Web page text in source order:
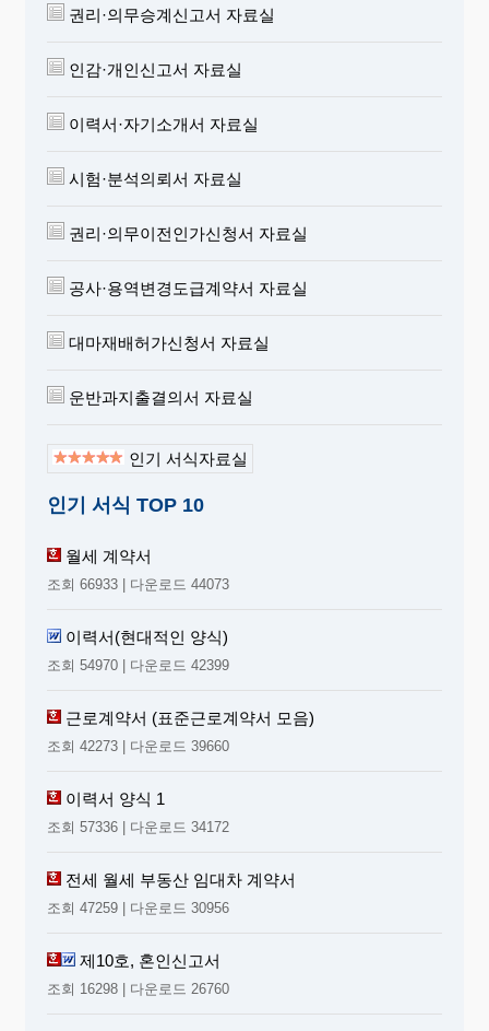
권리·의무승계신고서 자료실
인감·개인신고서 자료실
이력서·자기소개서 자료실
시험·분석의뢰서 자료실
권리·의무이전인가신청서 자료실
공사·용역변경도급계약서 자료실
대마재배허가신청서 자료실
운반과지출결의서 자료실
인기 서식자료실
인기 서식 TOP 10
월세 계약서
조회 66933 | 다운로드 44073
이력서(현대적인 양식)
조회 54970 | 다운로드 42399
근로계약서 (표준근로계약서 모음)
조회 42273 | 다운로드 39660
이력서 양식 1
조회 57336 | 다운로드 34172
전세 월세 부동산 임대차 계약서
조회 47259 | 다운로드 30956
제10호, 혼인신고서
조회 16298 | 다운로드 26760